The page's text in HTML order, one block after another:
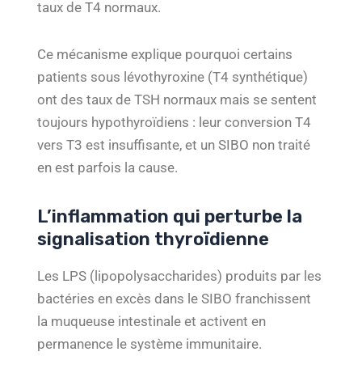
taux de T4 normaux.
Ce mécanisme explique pourquoi certains
patients sous lévothyroxine (T4 synthétique)
ont des taux de TSH normaux mais se sentent
toujours hypothyroïdiens : leur conversion T4
vers T3 est insuffisante, et un SIBO non traité
en est parfois la cause.
L’inflammation qui perturbe la
signalisation thyroïdienne
Les LPS (lipopolysaccharides) produits par les
bactéries en excès dans le SIBO franchissent
la muqueuse intestinale et activent en
permanence le système immunitaire.